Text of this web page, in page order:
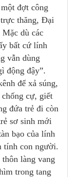
đợt công
thăng, Đại
dù các
bất cứ lính
vẫn dùng
động đậy”.
để xả súng,
cự, giết
đứa trẻ đi còn
sơ sinh mới
bạo của lính
tính con người.
làng vang
trong tang